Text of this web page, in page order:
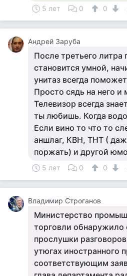
5 лет 0 0
Андрей Заруба
После третьего литра
становится умной,
унитаз всегда
Просто сядь на него и
Телевизор всегда
ты любишь. Когда
Если вино то что то
аншлаг, КВН, ТНТ (
поржать) и другой
5 лет 0 0
Владимир Строганов
Министерство
торговли обнаружило
прослушки
утюгах иностранного
соответствующим